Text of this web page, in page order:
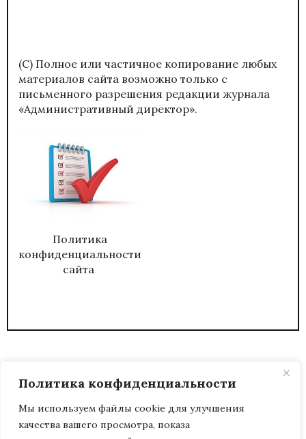
Политика конфиденциальности
Мы используем файлы cookie для улучшения
качества вашего просмотра, показа
(С) Полное или частичное копирование любых
материалов сайта возможно только с
письменного разрешения редакции журнала
«Административный директор».
Политика
конфиденциальности
сайта